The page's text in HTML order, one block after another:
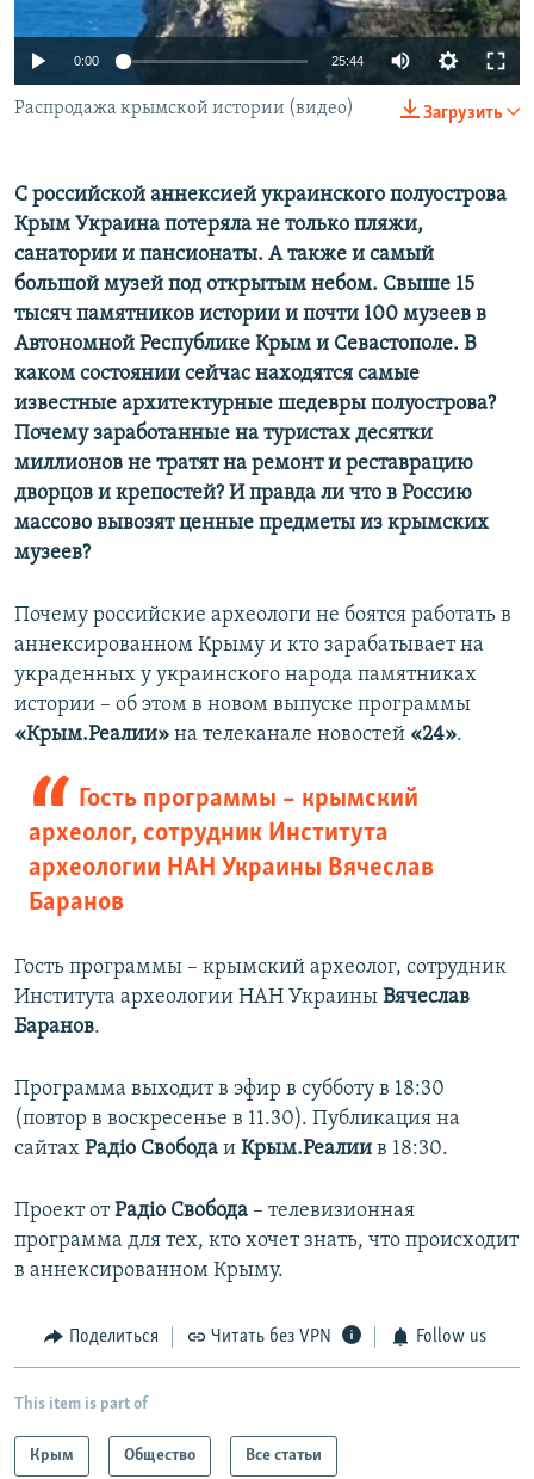
ПОБЕДИТЕЛЕЙ НЕ СУДЯТ?
КРЫМ.НЕПОКОРЕННЫЙ
ELIFBE
ПРИСОЕДИНЯЙТЕСЬ!
Все сайты RFE/RL
0:00 25:44
Загрузить
Распродажа крымской истории (видео)
С российской аннексией украинского полуострова
Крым Украина потеряла не только пляжи,
санатории и пансионаты. А также и самый
большой музей под открытым небом. Свыше 15
тысяч памятников истории и почти 100 музеев в
Автономной Республике Крым и Севастополе. В
каком состоянии сейчас находятся самые
известные архитектурные шедевры полуострова?
Почему заработанные на туристах десятки
миллионов не тратят на ремонт и реставрацию
дворцов и крепостей? И правда ли что в Россию
массово вывозят ценные предметы из крымских
музеев?
Почему российские археологи не боятся работать в
аннексированном Крыму и кто зарабатывает на
украденных у украинского народа памятниках
истории – об этом в новом выпуске программы
«Крым.Реалии» на телеканале новостей «24».
Гость программы – крымский
археолог, сотрудник Института
археологии НАН Украины Вячеслав
Баранов
Гость программы – крымский археолог, сотрудник
Института археологии НАН Украины Вячеслав
Баранов.
Программа выходит в эфир в субботу в 18:30
(повтор в воскресенье в 11.30). Публикация на
сайтах Радіо Свобода и Крым.Реалии в 18:30.
Проект отРадіо Свобода – телевизионная
программа для тех, кто хочет знать, что происходит
в аннексированном Крыму.
Поделиться Читать без VPN Follow us
This item is part of
Крым Общество Все статьи